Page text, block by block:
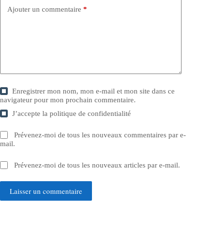
Ajouter un commentaire *
Enregistrer mon nom, mon e-mail et mon site dans ce
navigateur pour mon prochain commentaire.
J’accepte lapolitique de confidentialité
Prévenez-moi de tous les nouveaux commentaires par e-
mail.
Prévenez-moi de tous les nouveaux articles par e-mail.
Laisser un commentaire